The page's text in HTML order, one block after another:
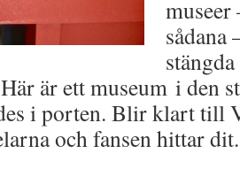
sådana
är ett museum i den
i porten. Blir klart till
och fansen hittar dit.